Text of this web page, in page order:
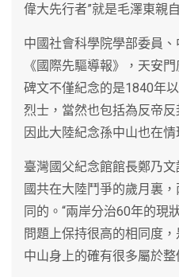
偉大先行者”就是毛澤東親
中國社會科學院學部委員
《國際先驅導報》，天安
碑文不僅紀念的是1840年
烈士，當然也包括為反帝
因此大陸紀念孫中山也在情
臺灣國父紀念館館長鄭乃
國共在大陸鬥爭的歲月裏
同的。“兩岸分治60年的現
問題上保持很高的相同度
中山身上的確有很多屬於整